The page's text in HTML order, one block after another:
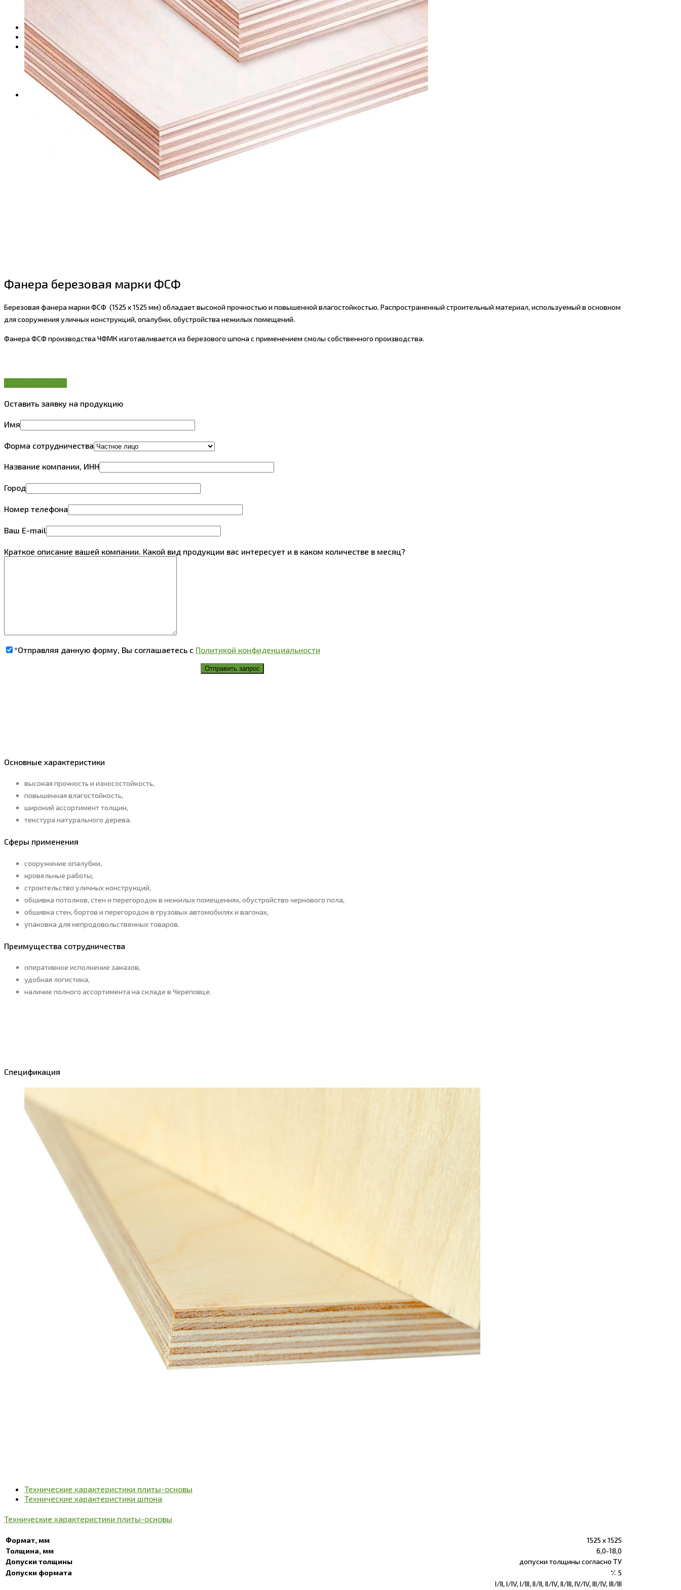
Сведения об образовательной деятельности
Продукция
Где купить
Контакты
Управление продаж
Управление логистики
Розничные продажи
Общие вопросы
Пресс-центр
Новости
Фанера березовая марки ФСФ
Березовая фанера марки ФСФ (1525 х 1525 мм) обладает высокой прочностью и повышенной влагостойкостью. Распространенный строительный материал, используемый в основном
для сооружения уличных конструкций, опалубки, обустройства нежилых помещений.
Фанера ФСФ производства ЧФМК изготавливается из березового шпона с применением смолы собственного производства.
Оставить заявку на продукцию
Имя
Форма сотрудничества
Название компании, ИНН
Город
Номер телефона
Ваш E-mail
Краткое описание вашей компании. Какой вид продукции вас интересует и в каком количестве в месяц?
*Отправляя данную форму, Вы соглашаетесь с Политикой конфиденциальности
Основные характеристики
высокая прочность и износостойкость,
повышенная влагостойкость,
широкий ассортимент толщин,
текстура натурального дерева.
Сферы применения
сооружение опалубки,
кровельные работы,
строительство уличных конструкций,
обшивка потолков, стен и перегородок в нежилых помещениях, обустройство чернового пола,
обшивка стен, бортов и перегородок в грузовых автомобилях и вагонах,
упаковка для непродовольственных товаров.
Преимущества сотрудничества
оперативное исполнение заказов,
удобная логистика,
наличие полного ассортимента на складе в Череповце.
Спецификация
Технические характеристики плиты-основы
Технические характеристики шпона
Технические характеристики плиты-основы
Формат, мм
1525 х 1525
Толщина, мм
6,0-18,0
Допуски толщины
допуски толщины согласно ТУ
Допуски формата
⁺⁄₋ 5
I/II, I/IV, I/III, II/II, II/IV, II/III, IV/IV, III/IV, III/III